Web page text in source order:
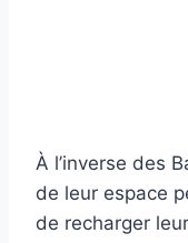
À l’inverse des
de leur espace
de recharger